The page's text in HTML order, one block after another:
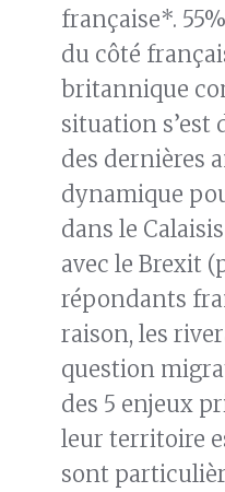
française*.
du côté
britannique
situation s’est
des dernières
dynamique
dans le
avec le Brexit
répondants
raison, les
question
des 5 enjeux
leur territoire
sont